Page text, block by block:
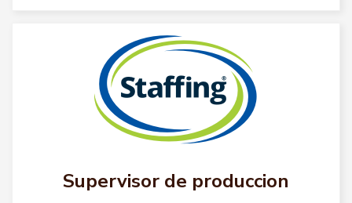
Supervisor de produccion